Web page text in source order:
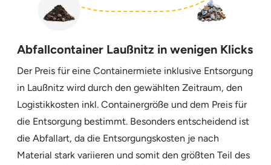
Abfallcontainer Laußnitz in wenigen Klicks
Der Preis für eine Containermiete inklusive Entsorgung
in Laußnitz wird durch den gewählten Zeitraum, den
Logistikkosten inkl. Containergröße und dem Preis für
die Entsorgung bestimmt. Besonders entscheidend ist
die Abfallart, da die Entsorgungskosten je nach
Material stark variieren und somit den größten Teil des